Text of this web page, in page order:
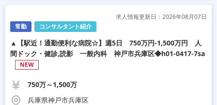
常勤 コンサルタント紹介
求人情報更新日：2026年08月07日
▲【駅近！通勤便利な病院☆】週5日 750万円-1,500万円 人
間ドック・健診,読影 一般内科 神戸市兵庫区◆h01-0417-7sa
NEW
750万～1,500万
兵庫県神戸市兵庫区